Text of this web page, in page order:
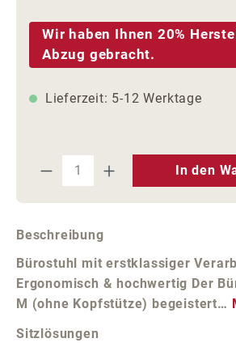
Wir haben Ihnen 20%
Abzug gebracht.
Lieferzeit: 5-12 Werktage
Produkt Anzahl: Gib
In den
Beschreibung
Bürostuhl mit erstklassiger
Ergonomisch & hochwertig Der
M (ohne Kopfstütze) begeistert…
Sitzlösungen